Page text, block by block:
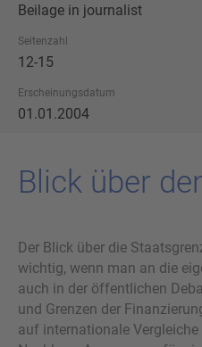
Beilage in journalist
Seitenzahl
12-15
Erscheinungsdatum
01.01.2004
Blick über
Der Blick über die
wichtig, wenn man an die
auch in der öffentlichen
und Grenzen der
auf internationale